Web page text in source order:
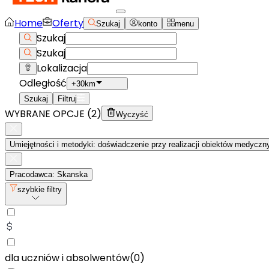
Home Oferty Szukaj konto menu
Szukaj
Szukaj
Lokalizacja
Odległość +30km
Szukaj
Filtruj
WYBRANE OPCJE (2) Wyczyść
Umiejętności i metodyki: doświadczenie przy realizacji obiektów
Pracodawca: Skanska
szybkie filtry
dla uczniów i absolwentów(0)